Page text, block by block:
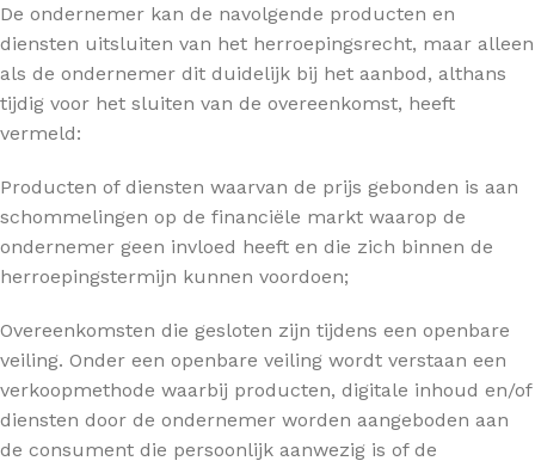
De ondernemer kan de navolgende producten en
diensten uitsluiten van het herroepingsrecht, maar alleen
als de ondernemer dit duidelijk bij het aanbod, althans
tijdig voor het sluiten van de overeenkomst, heeft
vermeld:
Producten of diensten waarvan de prijs gebonden is aan
schommelingen op de financiële markt waarop de
ondernemer geen invloed heeft en die zich binnen de
herroepingstermijn kunnen voordoen;
Overeenkomsten die gesloten zijn tijdens een openbare
veiling. Onder een openbare veiling wordt verstaan een
verkoopmethode waarbij producten, digitale inhoud en/of
diensten door de ondernemer worden aangeboden aan
de consument die persoonlijk aanwezig is of de